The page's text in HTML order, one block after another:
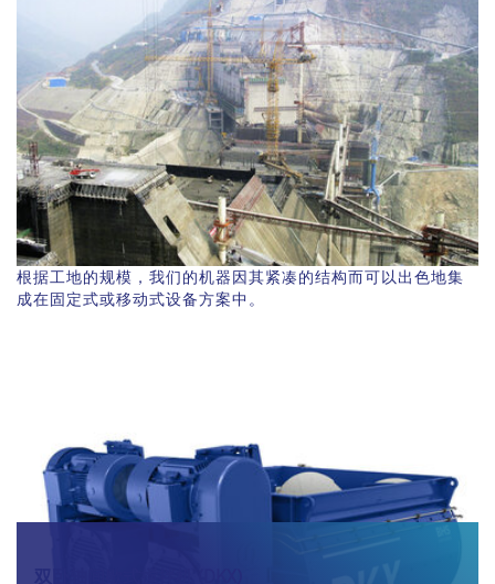
根据工地的规模，我们的机器因其紧凑的结构而可以出色地集
成在固定式或移动式设备方案中。